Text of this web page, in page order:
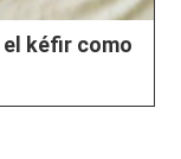
kéfir como